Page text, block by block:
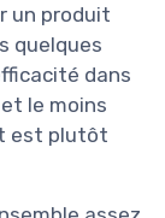
un produit
quelques
dans
le moins
est plutôt